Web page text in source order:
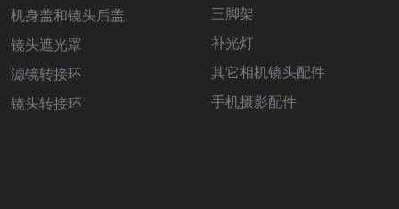
机身盖和镜头后盖
镜头遮光罩
滤镜转接环
镜头转接环
三脚架
补光灯
其它相机镜头配件
手机摄影配件